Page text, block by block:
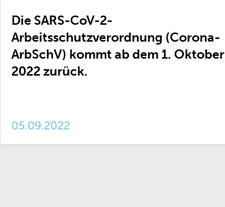
Die SARS-CoV-2-
Arbeitsschutzverordnung (Corona-
ArbSchV) kommt ab dem 1. Oktober
2022 zurück.
05.09.2022